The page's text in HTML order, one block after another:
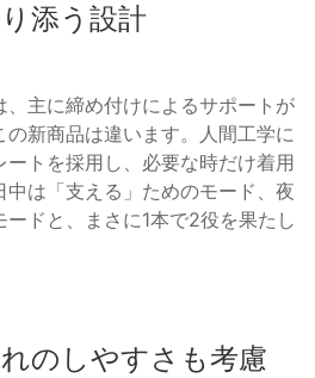
添う設計
主に締め付けによるサポートが
新商品は違います。人間工学に
トを採用し、必要な時だけ着用
は「支える」ためのモード、夜
ドと、まさに1本で2役を果たし
のしやすさも考慮